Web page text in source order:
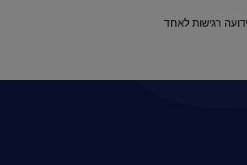
ידועה רגישות לאחד